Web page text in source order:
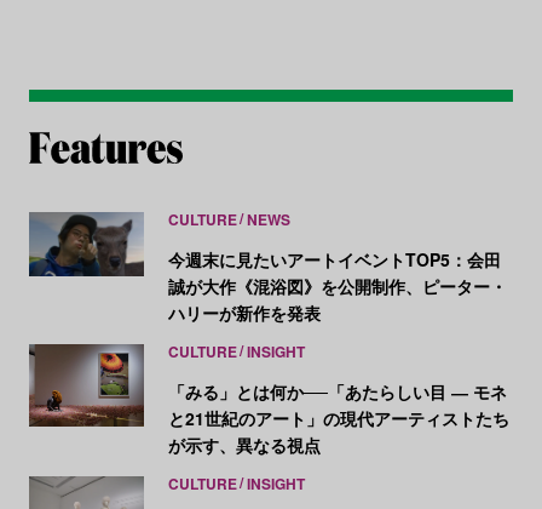
CULTURE NEWS
今週末に見たいアートイベントTOP5：会田
誠が大作《混浴図》を公開制作、ピーター・
ハリーが新作を発表
CULTURE INSIGHT
「みる」とは何か──「あたらしい目 ― モネ
と21世紀のアート」の現代アーティストたち
が示す、異なる視点
CULTURE INSIGHT